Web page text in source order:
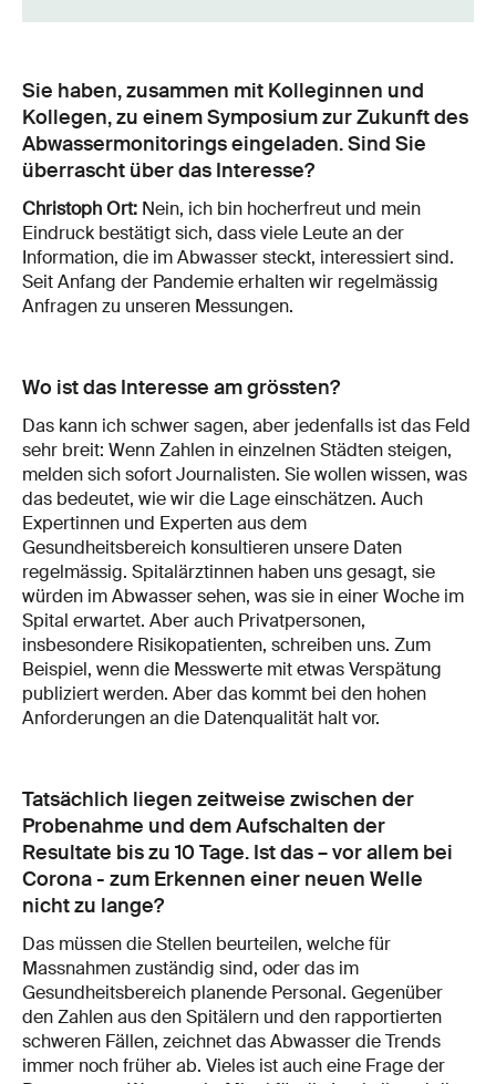
Sie haben, zusammen mit Kolleginnen und
Kollegen, zu einem Symposium zur Zukunft des
Abwassermonitorings eingeladen. Sind Sie
überrascht über das Interesse?
Christoph Ort: Nein, ich bin hocherfreut und mein
Eindruck bestätigt sich, dass viele Leute an der
Information, die im Abwasser steckt, interessiert sind.
Seit Anfang der Pandemie erhalten wir regelmässig
Anfragen zu unseren Messungen.
Wo ist das Interesse am grössten?
Das kann ich schwer sagen, aber jedenfalls ist das Feld
sehr breit: Wenn Zahlen in einzelnen Städten steigen,
melden sich sofort Journalisten. Sie wollen wissen, was
das bedeutet, wie wir die Lage einschätzen. Auch
Expertinnen und Experten aus dem
Gesundheitsbereich konsultieren unsere Daten
regelmässig. Spitalärztinnen haben uns gesagt, sie
würden im Abwasser sehen, was sie in einer Woche im
Spital erwartet. Aber auch Privatpersonen,
insbesondere Risikopatienten, schreiben uns. Zum
Beispiel, wenn die Messwerte mit etwas Verspätung
publiziert werden. Aber das kommt bei den hohen
Anforderungen an die Datenqualität halt vor.
Tatsächlich liegen zeitweise zwischen der
Probenahme und dem Aufschalten der
Resultate bis zu 10 Tage. Ist das – vor allem bei
Corona - zum Erkennen einer neuen Welle
nicht zu lange?
Das müssen die Stellen beurteilen, welche für
Massnahmen zuständig sind, oder das im
Gesundheitsbereich planende Personal. Gegenüber
den Zahlen aus den Spitälern und den rapportierten
schweren Fällen, zeichnet das Abwasser die Trends
immer noch früher ab. Vieles ist auch eine Frage der